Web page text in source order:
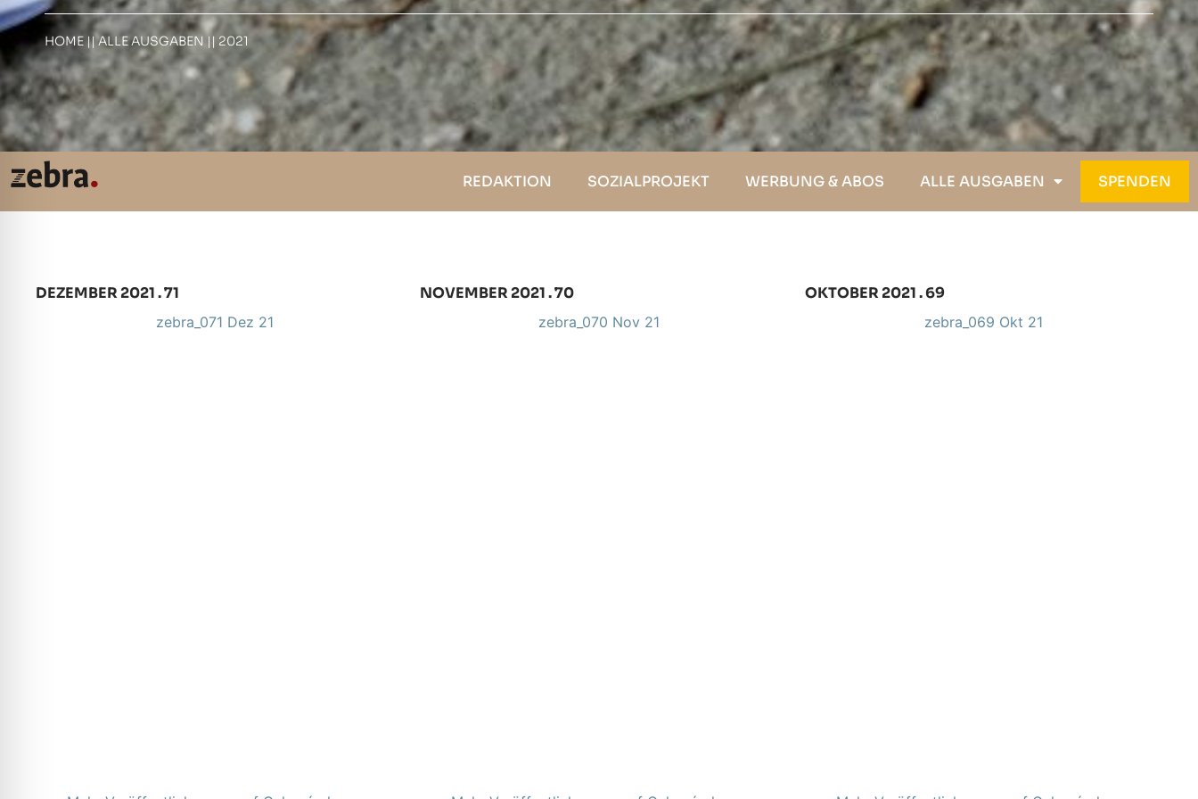
HOME ||ALLE AUSGABEN || 2021
REDAKTION SOZIALPROJEKT WERBUNG &­ ABOS ALLE AUSGABEN SPENDEN
DEZEMBER 2021 . 71
zebra_071 Dez 21
NOVEMBER 2021 . 70
zebra_070 Nov 21
OKTOBER 2021 . 69
zebra_069 Okt 21